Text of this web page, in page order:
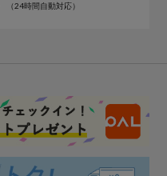
（24時間自動対応）